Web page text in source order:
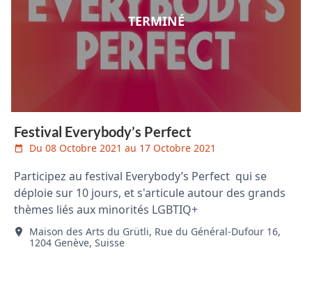
TERMINÉ
Festival Everybody’s Perfect
Du 08 Octobre 2021 au 17 Octobre 2021
Participez au festival Everybody’s Perfect qui se
déploie sur 10 jours, et s'articule autour des grands
thèmes liés aux minorités LGBTIQ+
Maison des Arts du Grütli, Rue du Général-Dufour 16,
1204 Genève, Suisse